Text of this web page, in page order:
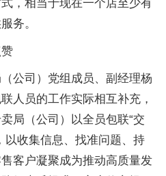
，相当于现在一个店至少有
务。
公司）党组成员、副经理杨
人员的工作实际相互补充，
局（公司）以全员包联“交
以收集信息、找准问题、持
客户凝聚成为推动高质量发